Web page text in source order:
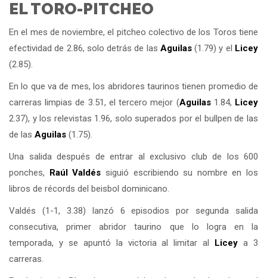
EL TORO-PITCHEO
En el mes de noviembre, el pitcheo colectivo de los Toros tiene
efectividad de 2.86, solo detrás de las Aguilas(1.79) y el Licey
(2.85).
En lo que va de mes, los abridores taurinos tienen promedio de
carreras limpias de 3.51, el tercero mejor (Aguilas1.84, Licey
2.37), y los relevistas 1.96, solo superados por el bullpen de las
de las Aguilas (1.75).
Una salida después de entrar al exclusivo club de los 600
ponches, Raúl Valdés siguió escribiendo su nombre en los
libros de récords del beisbol dominicano.
Valdés (1-1, 3.38) lanzó 6 episodios por segunda salida
consecutiva, primer abridor taurino que lo logra en la
temporada, y se apuntó la victoria al limitar al Licey a 3
carreras.